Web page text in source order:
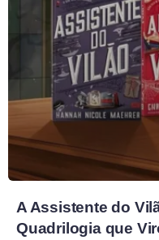
A Assistente do
Quadrilogia que